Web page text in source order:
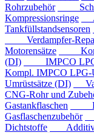
Rohrzubehör
Kompressionsringe
Tankfüllstandsensoren
Verdampfer-
Motorensätze
(DI)
IMPCO LPG-
Kompl. IMPCO LPG-
Umrüstsätze (DI)
CNG-Rohr und
Gastankflaschen
Gasflaschenzubehör
Dichtstoffe